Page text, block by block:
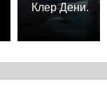
Клер Дени.